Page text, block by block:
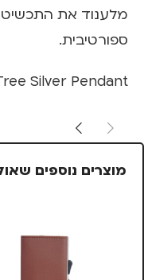
מלענוד את התכשיט
ספורטיבית.
Silver Pendant
מוצרים נוספים